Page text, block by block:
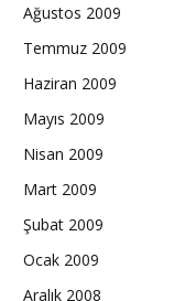
Ağustos 2009
Temmuz 2009
Haziran 2009
Mayıs 2009
Nisan 2009
Mart 2009
Şubat 2009
Ocak 2009
Aralık 2008